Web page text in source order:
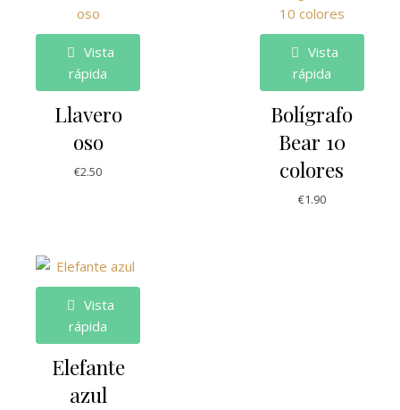
Vista
rápida
Llavero
oso
€2.50
Vista
rápida
Bolígrafo
Bear 10
colores
€1.90
Vista
rápida
Elefante
azul